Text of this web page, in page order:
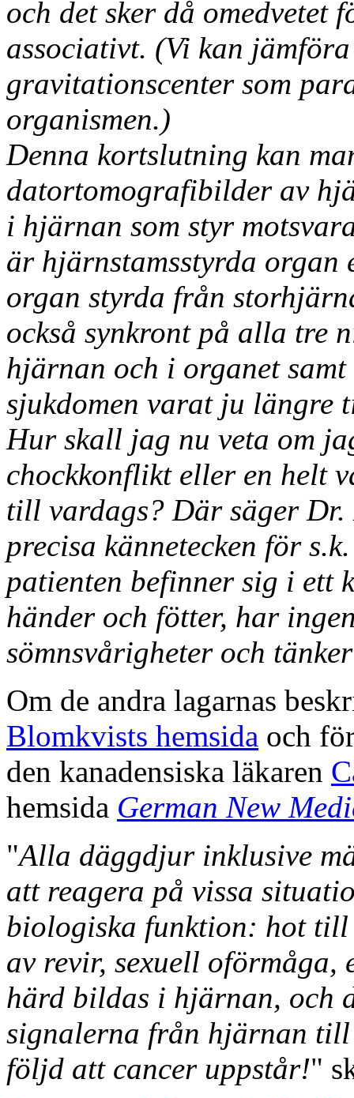
och det sker då
associativt. (Vi kan
gravitationscenter som
organismen.)
Denna kortslutning kan
datortomografibilder av
i hjärnan som styr
är hjärnstamsstyrda
organ styrda från
också synkront på alla tre
hjärnan och i organet
sjukdomen varat ju längre
Hur skall jag nu veta om
chockkonflikt eller en helt
till vardags? Där säger Dr.
precisa kännetecken för
patienten befinner sig i ett
händer och fötter, har
sömnsvårigheter och
Om de andra lagarnas
Blomkvists hemsida och
den kanadensiska läkaren
hemsida German New
"Alla däggdjur inklusive
att reagera på vissa
biologiska funktion: hot
av revir, sexuell oförmåga,
härd bildas i hjärnan, och
signalerna från hjärnan till
följd att cancer uppstår!"